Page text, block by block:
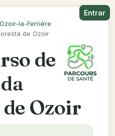
Entrar
Ozoir-la-Ferrière
de Ozoir
de
Ozoir